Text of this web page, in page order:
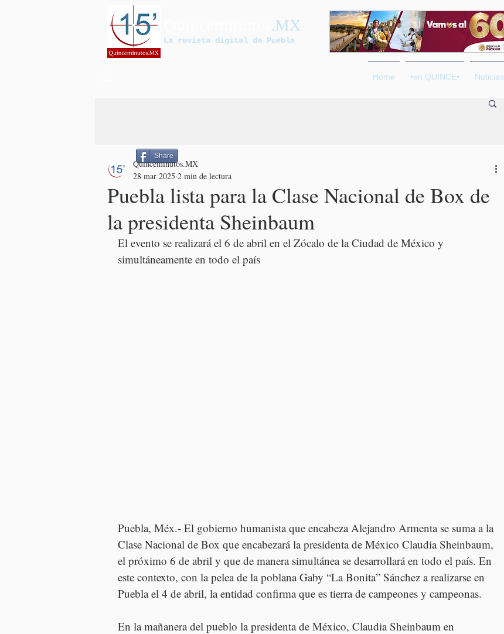
.MX
La revista digital de Puebla
Home •en QUINCE• Noticias
Puebla lista para la Clase Nacional de Box de
la presidenta Sheinbaum
Quinceminutos.MX
28 mar 2025 2 min de lectura
El evento se realizará el 6 de abril en el Zócalo de la Ciudad de México y
simultáneamente en todo el país
Puebla, Méx.- El gobierno humanista que encabeza Alejandro Armenta se suma a la
Clase Nacional de Box que encabezará la presidenta de México Claudia Sheinbaum,
el próximo 6 de abril y que de manera simultánea se desarrollará en todo el país. En
este contexto, con la pelea de la poblana Gaby “La Bonita” Sánchez a realizarse en
Puebla el 4 de abril, la entidad confirma que es tierra de campeones y campeonas.
En la mañanera del pueblo la presidenta de México, Claudia Sheinbaum en
Share